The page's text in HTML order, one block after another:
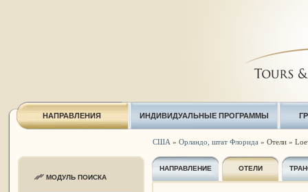
НАПРАВЛЕНИЯ ИНДИВИДУАЛЬНЫЕ ПРОГРАММЫ
МОДУЛЬ ПОИСКА
США » Орландо, штат Флорида » Отели »
НАПРАВЛЕНИЕ ОТЕЛИ